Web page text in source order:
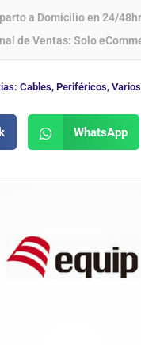
a Domicilio en 24/
de Ventas: Solo
Cables, Periféricos,
WhatsApp